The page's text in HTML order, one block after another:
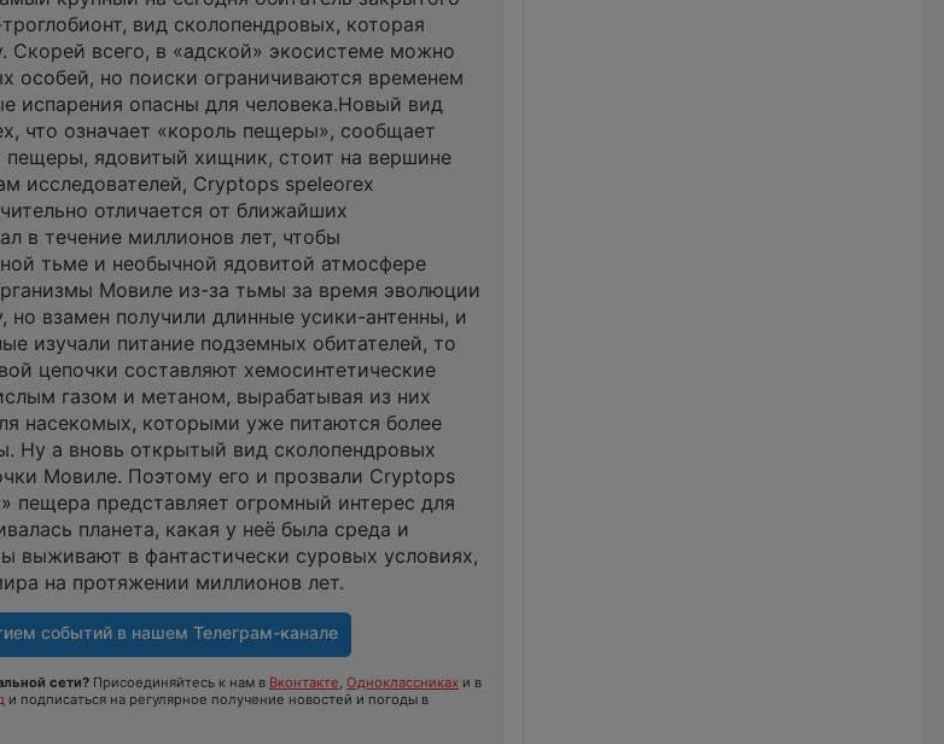
вид сколопендровых, которая
всего, в «адской» экосистеме можно
особей, но поиски ограничиваются временем
испарения опасны для человека.Новый вид
что означает «король пещеры», сообщает
пещеры, ядовитый хищник, стоит на вершине
исследователей, Cryptops speleorex
отличается от ближайших
в течение миллионов лет, чтобы
тьме и необычной ядовитой атмосфере
Мовиле из-за тьмы за время эволюции
но взамен получили длинные усики-антенны, и
изучали питание подземных обитателей, то
цепочки составляют хемосинтетические
газом и метаном, вырабатывая из них
насекомых, которыми уже питаются более
Ну а вновь открытый вид сколопендровых
Мовиле. Поэтому его и прозвали Cryptops
пещера представляет огромный интерес для
планета, какая у неё была среда и
выживают в фантастически суровых условиях,
на протяжении миллионов лет.
событий в нашем Телеграм-канале
сети?Присоединяйтесь к нам в Вконтакте, Одноклассникахи в
и подписаться на регулярное получение новостей и погоды в